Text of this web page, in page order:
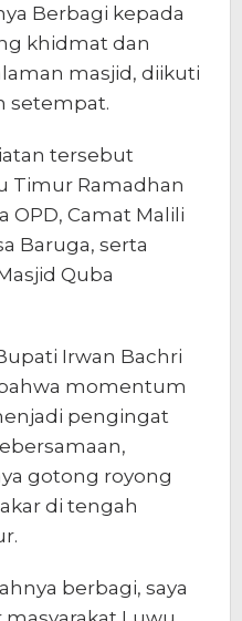
Berbagi kepada
khidmat dan
masjid, diikuti
setempat.
tersebut
Timur Ramadhan
OPD, Camat Malili
Baruga, serta
Quba
Irwan Bachri
momentum
pengingat
gotong royong
di tengah
berbagi, saya